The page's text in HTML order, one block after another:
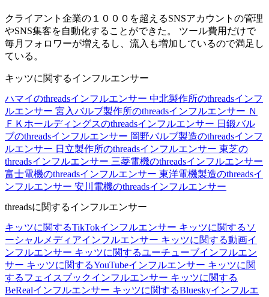
クライアント企業の１０００を超えるSNSアカウントの管理
やSNS集客を自動化することができた。 ツール費用だけで
毎月フォロワーが増えるし、流入も増加しているので満足し
ている。
キッツに関するインフルエンサー
ハマイのthreadsインフルエンサー 中北製作所のthreadsインフ
ルエンサー 宮入バルブ製作所のthreadsインフルエンサー Ｎ
ＦＫホールディングスのthreadsインフルエンサー 日鍛バル
ブのthreadsインフルエンサー 岡野バルブ製造のthreadsインフ
ルエンサー 日立製作所のthreadsインフルエンサー 東芝の
threadsインフルエンサー 三菱電機のthreadsインフルエンサー
富士電機のthreadsインフルエンサー 東洋電機製造のthreadsイ
ンフルエンサー 安川電機のthreadsインフルエンサー
threadsに関するインフルエンサー
キッツに関するTikTokインフルエンサー キッツに関するソ
ーシャルメディアインフルエンサー キッツに関する動画イ
ンフルエンサー キッツに関するユーチューブインフルエン
サー キッツに関するYouTubeインフルエンサー キッツに関
するフェイスブックインフルエンサー キッツに関する
BeRealインフルエンサー キッツに関するBlueskyインフルエ